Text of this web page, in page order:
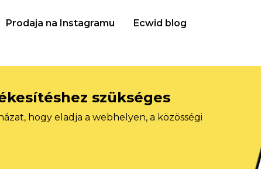
Prodaja na Instagramu Ecwid blog
szükséges
hogy eladja a webhelyen, a közösségi